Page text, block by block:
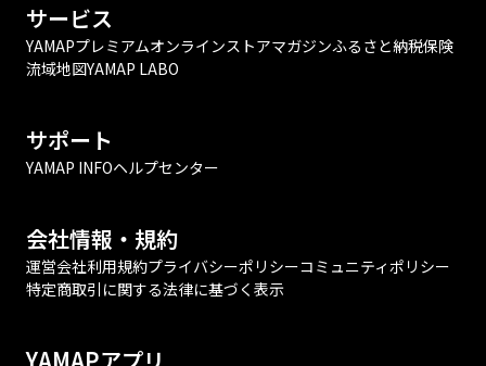
サービス
YAMAPプレミアムオンラインストアマガジンふるさと納税保険
流域地図YAMAP LABO
サポート
YAMAP INFOヘルプセンター
会社情報・規約
運営会社利用規約プライバシーポリシーコミュニティポリシー
特定商取引に関する法律に基づく表示